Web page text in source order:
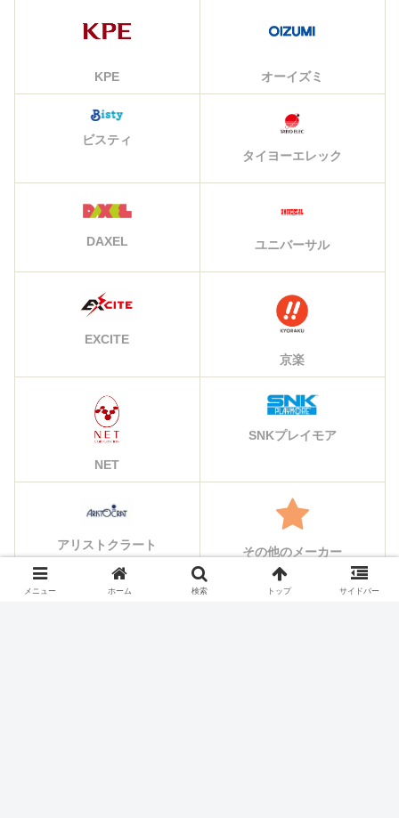
KPE オーイズミ
ビスティ
タイヨーエレック
DAXEL ユニバーサル
EXCITE
京楽
NET
SNKプレイモア
アリストクラート その他のメーカー
メニュー ホーム 検索 トップ サイドバー